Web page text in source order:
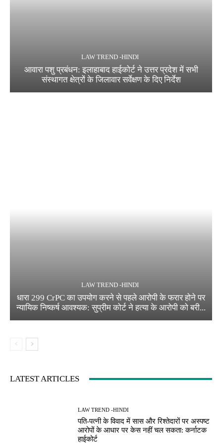
LAW TREND -HINDI
आवारा पशु प्रबंधन: इलाहाबाद हाईकोर्ट ने उत्तर प्रदेश में सभी
संस्थागत क्षेत्रों के जिलावार सर्वेक्षण के दिए निर्देश
LAW TREND -HINDI
धारा 299 CrPC का उपयोग करने से पहले आरोपी के फरार होने पर
न्यायिक निष्कर्ष आवश्यक: सुप्रीम कोर्ट ने हत्या के आरोपी को बरी...
LATEST ARTICLES
LAW TREND -HINDI
पति-पत्नी के विवाद में सास और रिश्तेदारों पर अस्पष्ट
आरोपों के आधार पर केस नहीं चल सकता: कर्नाटक
हाईकोर्ट